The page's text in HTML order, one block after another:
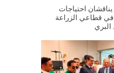
احتياجات
قطاعي الزراعة
البري